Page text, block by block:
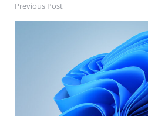
PostPrevious Post